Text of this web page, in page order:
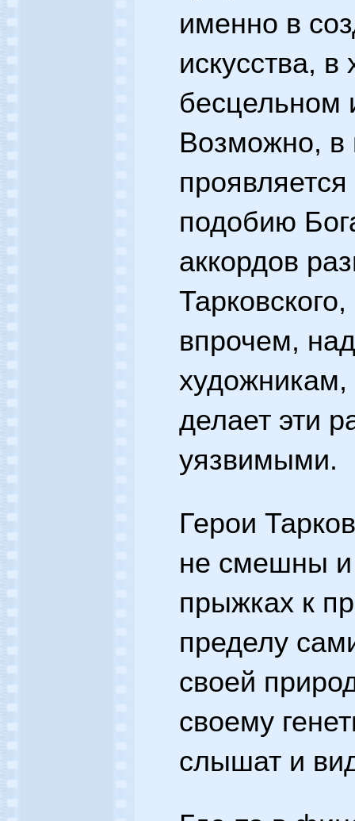
именно в
искусства,
бесцельном
Возможно, в
подобию
аккордов
впрочем,
художникам,
делает эти
уязвимыми.
Герои
не смешны и
прыжках к
пределу
своей
своему
слышат и